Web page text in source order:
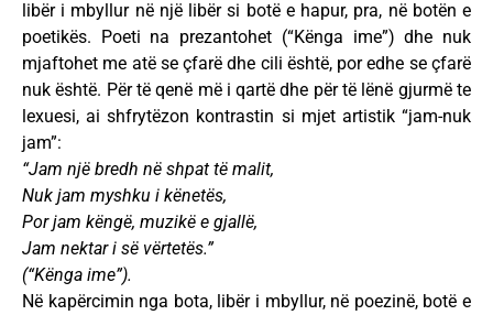
libër i mbyllur në një libër si botë e hapur, pra, në botën e
poetikës. Poeti na prezantohet (“Kënga ime”) dhe nuk
mjaftohet me atë se çfarë dhe cili është, por edhe se çfarë
nuk është. Për të qenë më i qartë dhe për të lënë gjurmë te
lexuesi, ai shfrytëzon kontrastin si mjet artistik “jam-nuk
jam”:
“Jam një bredh në shpat të malit,
Nuk jam myshku i kënetës,
Por jam këngë, muzikë e gjallë,
Jam nektar i së vërtetës.”
(“Kënga ime”).
Në kapërcimin nga bota, libër i mbyllur, në poezinë, botë e